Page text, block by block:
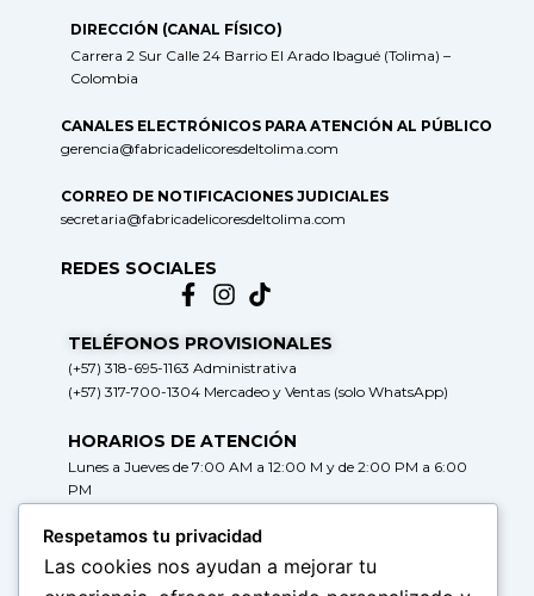
DIRECCIÓN (CANAL FÍSICO)
Carrera 2 Sur Calle 24 Barrio El Arado Ibagué (Tolima) –
Colombia
CANALES ELECTRÓNICOS PARA ATENCIÓN AL PÚBLICO
gerencia@fabricadelicoresdeltolima.com
CORREO DE NOTIFICACIONES JUDICIALES
secretaria@fabricadelicoresdeltolima.com
REDES SOCIALES
TELÉFONOS PROVISIONALES
(+57) 318-695-1163 Administrativa
(+57) 317-700-1304 Mercadeo y Ventas (solo WhatsApp)
HORARIOS DE ATENCIÓN
Lunes a Jueves de 7:00 AM a 12:00 M y de 2:00 PM a 6:00
PM
HORARIOS DE RADICACIÓN DE
CORRESPONDENCIA
Respetamos tu privacidad
Las cookies nos ayudan a mejorar tu